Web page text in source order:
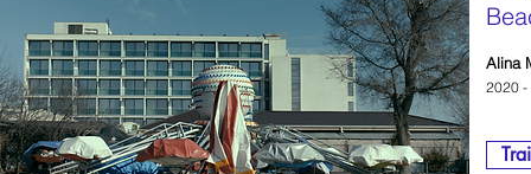
Alina
2020 -